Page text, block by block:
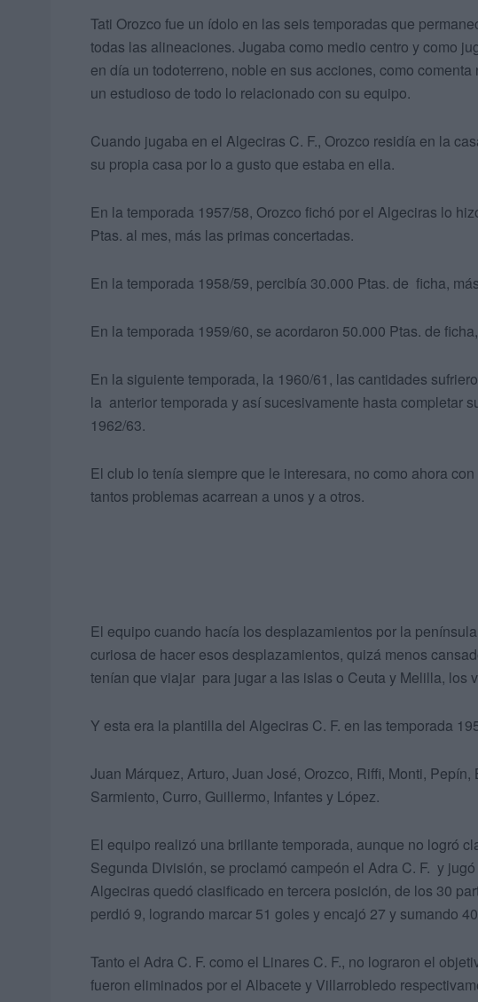
Tati Orozco fue un ídolo en las seis temporadas que
todas las alineaciones. Jugaba como medio centro y como
en día un todoterreno, noble en sus acciones, como
un estudioso de todo lo relacionado con su equipo.
Cuando jugaba en el Algeciras C. F., Orozco residía en la
su propia casa por lo a gusto que estaba en ella.
En la temporada 1957/58, Orozco fichó por el Algeciras lo
Ptas. al mes, más las primas concertadas.
En la temporada 1958/59, percibía 30.000 Ptas. de ficha,
En la temporada 1959/60, se acordaron 50.000 Ptas. de
En la siguiente temporada, la 1960/61, las cantidades
la anterior temporada y así sucesivamente hasta completar
1962/63.
El club lo tenía siempre que le interesara, no como ahora
tantos problemas acarrean a unos y a otros.
El equipo cuando hacía los desplazamientos por la
curiosa de hacer esos desplazamientos, quizá menos
tenían que viajar para jugar a las islas o Ceuta y Melilla, los
Y esta era la plantilla del Algeciras C. F. en las temporada
Juan Márquez, Arturo, Juan José, Orozco, Riffi, Monti,
Sarmiento, Curro, Guillermo, Infantes y López.
El equipo realizó una brillante temporada, aunque no logró
Segunda División, se proclamó campeón el Adra C. F. y
Algeciras quedó clasificado en tercera posición, de los 30
perdió 9, logrando marcar 51 goles y encajó 27 y sumando
Tanto el Adra C. F. como el Linares C. F., no lograron el
fueron eliminados por el Albacete y Villarrobledo